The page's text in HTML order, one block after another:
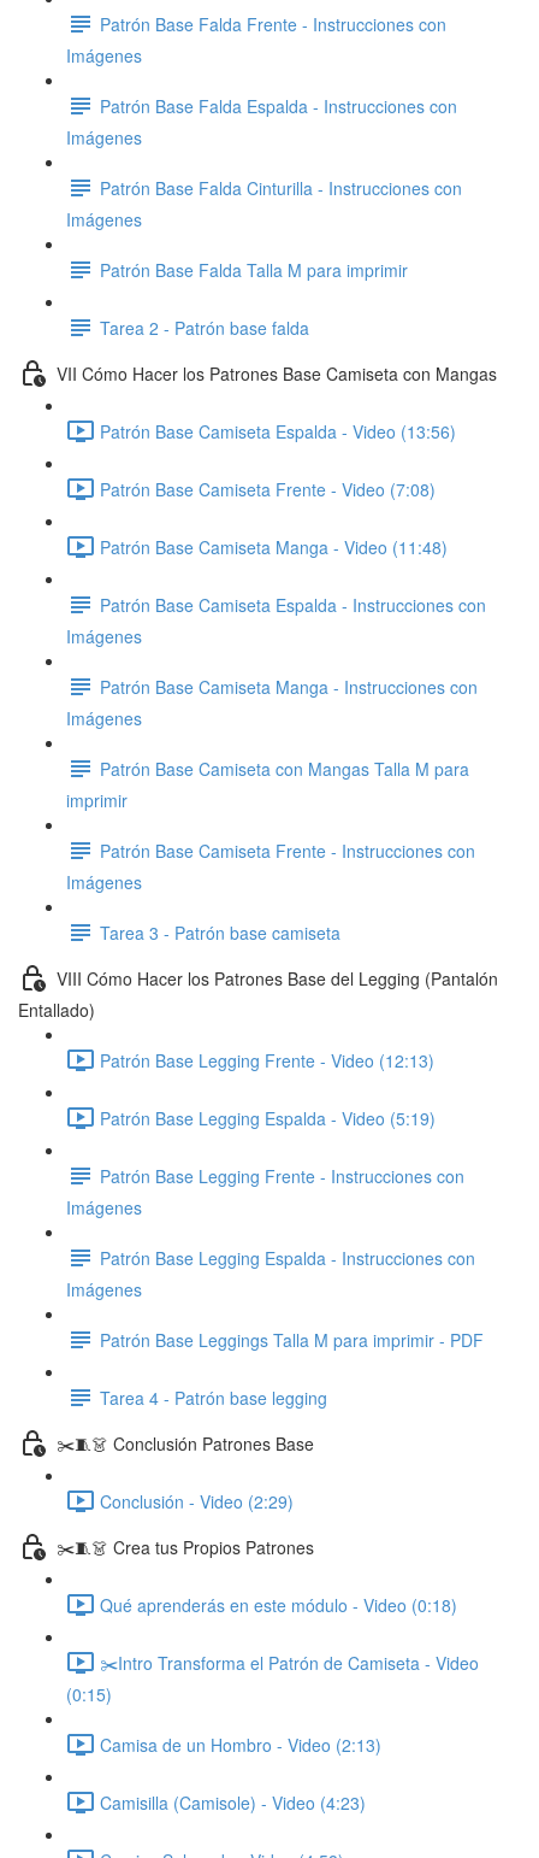
Patrón Base Falda Frente - Instrucciones con
Imágenes
Patrón Base Falda Espalda - Instrucciones con
Imágenes
Patrón Base Falda Cinturilla - Instrucciones con
Imágenes
Patrón Base Falda Talla M para imprimir
Tarea 2 - Patrón base falda
VII Cómo Hacer los Patrones Base Camiseta con Mangas
Patrón Base Camiseta Espalda - Video (13:56)
Patrón Base Camiseta Frente - Video (7:08)
Patrón Base Camiseta Manga - Video (11:48)
Patrón Base Camiseta Espalda - Instrucciones con
Imágenes
Patrón Base Camiseta Manga - Instrucciones con
Imágenes
Patrón Base Camiseta con Mangas Talla M para
imprimir
Patrón Base Camiseta Frente - Instrucciones con
Imágenes
Tarea 3 - Patrón base camiseta
VIII Cómo Hacer los Patrones Base del Legging (Pantalón
Entallado)
Patrón Base Legging Frente - Video (12:13)
Patrón Base Legging Espalda - Video (5:19)
Patrón Base Legging Frente - Instrucciones con
Imágenes
Patrón Base Legging Espalda - Instrucciones con
Imágenes
Patrón Base Leggings Talla M para imprimir - PDF
Tarea 4 - Patrón base legging
✂️🧵👗 Conclusión Patrones Base
Conclusión - Video (2:29)
✂️🧵👗 Crea tus Propios Patrones
Qué aprenderás en este módulo - Video (0:18)
✂️Intro Transforma el Patrón de Camiseta - Video
(0:15)
Camisa de un Hombro - Video (2:13)
Camisilla (Camisole) - Video (4:23)